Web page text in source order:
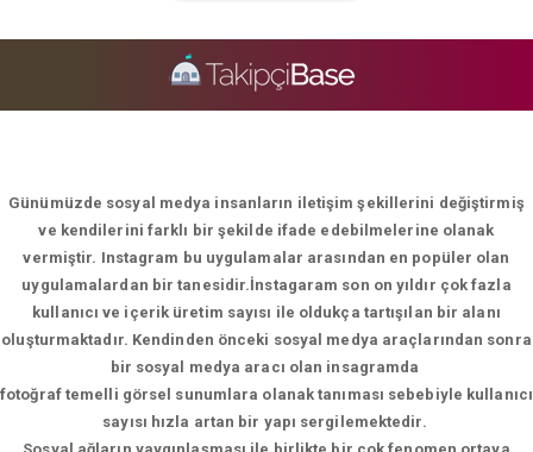
Günümüzde sosyal medya insanların iletişim şekillerini değiştirmiş
ve kendilerini farklı bir şekilde ifade edebilmelerine olanak
vermiştir. Instagram bu uygulamalar arasından en popüler olan
uygulamalardan bir tanesidir.İnstagaram son on yıldır çok fazla
kullanıcı ve içerik üretim sayısı ile oldukça tartışılan bir alanı
oluşturmaktadır. Kendinden önceki sosyal medya araçlarından sonra
bir sosyal medya aracı olan insagramda
fotoğraf temelli görsel sunumlara olanak tanıması sebebiyle kullanıcı
sayısı hızla artan bir yapı sergilemektedir.